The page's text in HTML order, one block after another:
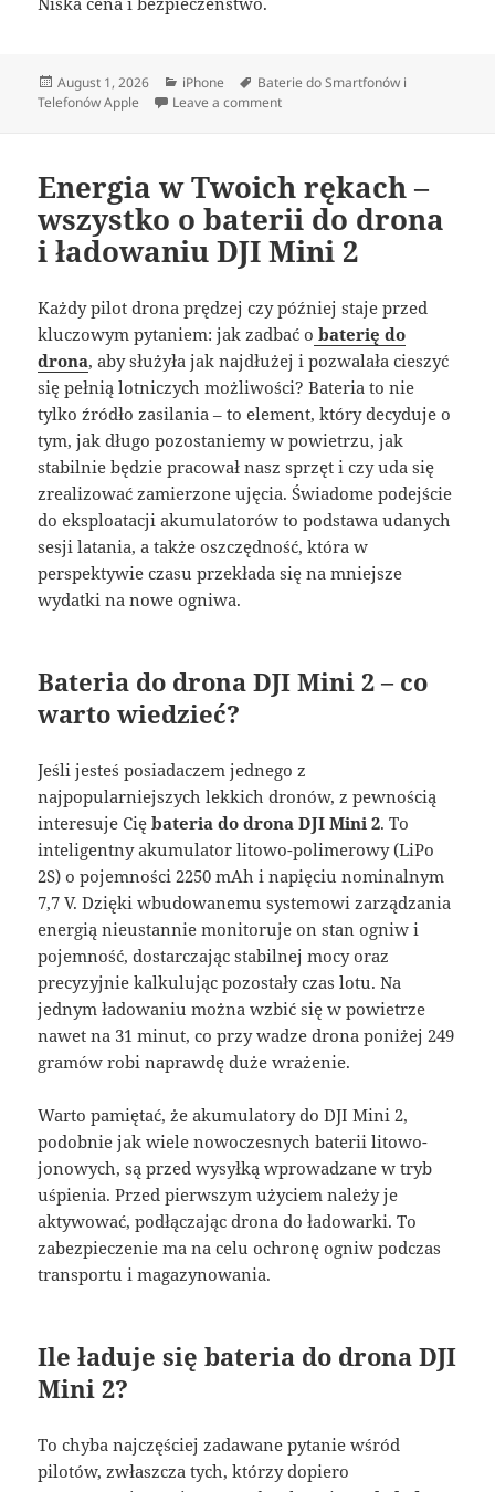
Posted
on
August 1, 2026 Categories
iPhone Tags
Baterie do Smartfonów i
Telefonów Apple
Leave a commenton Bateria iPhone’a – jak
Energia w Twoich rękach –
wszystko o baterii do drona
i ładowaniu DJI Mini 2
Każdy pilot drona prędzej czy później staje przed
kluczowym pytaniem: jak zadbać o baterię do
drona, aby służyła jak najdłużej i pozwalała cieszyć
się pełnią lotniczych możliwości? Bateria to nie
tylko źródło zasilania – to element, który decyduje o
tym, jak długo pozostaniemy w powietrzu, jak
stabilnie będzie pracował nasz sprzęt i czy uda się
zrealizować zamierzone ujęcia. Świadome podejście
do eksploatacji akumulatorów to podstawa udanych
sesji latania, a także oszczędność, która w
perspektywie czasu przekłada się na mniejsze
wydatki na nowe ogniwa.
Bateria do drona DJI Mini 2 – co
warto wiedzieć?
Jeśli jesteś posiadaczem jednego z
najpopularniejszych lekkich dronów, z pewnością
interesuje Ciębateria do drona DJI Mini 2. To
inteligentny akumulator litowo-polimerowy (LiPo
2S) o pojemności 2250 mAh i napięciu nominalnym
7,7 V. Dzięki wbudowanemu systemowi zarządzania
energią nieustannie monitoruje on stan ogniw i
pojemność, dostarczając stabilnej mocy oraz
precyzyjnie kalkulując pozostały czas lotu. Na
jednym ładowaniu można wzbić się w powietrze
nawet na 31 minut, co przy wadze drona poniżej 249
gramów robi naprawdę duże wrażenie.
Warto pamiętać, że akumulatory do DJI Mini 2,
podobnie jak wiele nowoczesnych baterii litowo-
jonowych, są przed wysyłką wprowadzane w tryb
uśpienia. Przed pierwszym użyciem należy je
aktywować, podłączając drona do ładowarki. To
zabezpieczenie ma na celu ochronę ogniw podczas
transportu i magazynowania.
Ile ładuje się bateria do drona DJI
Mini 2?
To chyba najczęściej zadawane pytanie wśród
pilotów, zwłaszcza tych, którzy dopiero